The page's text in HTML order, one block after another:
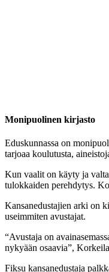
Monipuolinen kirjasto
Eduskunnassa on
tarjoaa koulutusta,
Kun vaalit on käyty ja
tulokkaiden perehdytys.
Kansanedustajien arki on
useimmiten avustajat.
“Avustaja on
nykyään osaavia”,
Fiksu kansanedustaja